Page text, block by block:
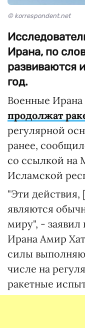
© korrespondent.net
Ирана, по
развиваются
год.
Военные Ирана
продолжат
регулярной
ранее,
со ссылкой на
Исламской
"Эти действия,
являются
миру", -
Ирана Амир
силы
числе на
ракетные